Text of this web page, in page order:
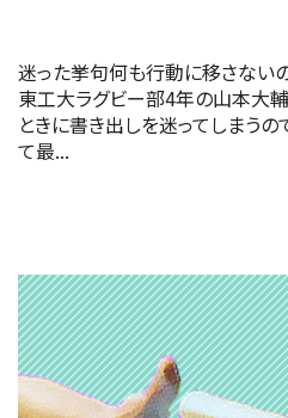
迷った挙句何も行動に移さない
東工大ラグビー部4年の山本大
ときに書き出しを迷ってしまう
て最...